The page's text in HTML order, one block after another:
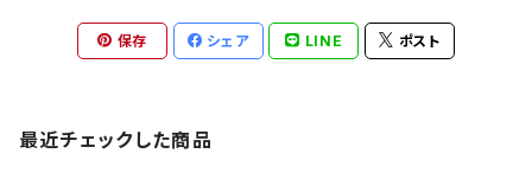
保存 シェア LINE ポスト
最近チェックした商品